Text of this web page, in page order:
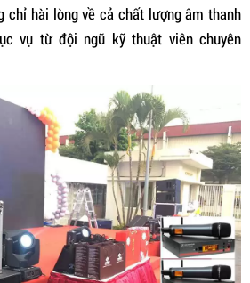
chỉ hài lòng về cả chất lượng âm thanh
vụ từ đội ngũ kỹ thuật viên chuyên